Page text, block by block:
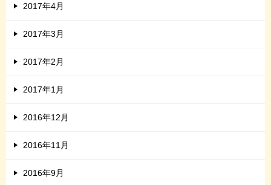
2017年4月
2017年3月
2017年2月
2017年1月
2016年12月
2016年11月
2016年9月